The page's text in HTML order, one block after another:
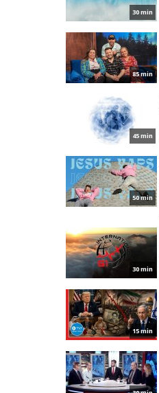
30 min
85 min
45 min
50 min
30 min
15 min